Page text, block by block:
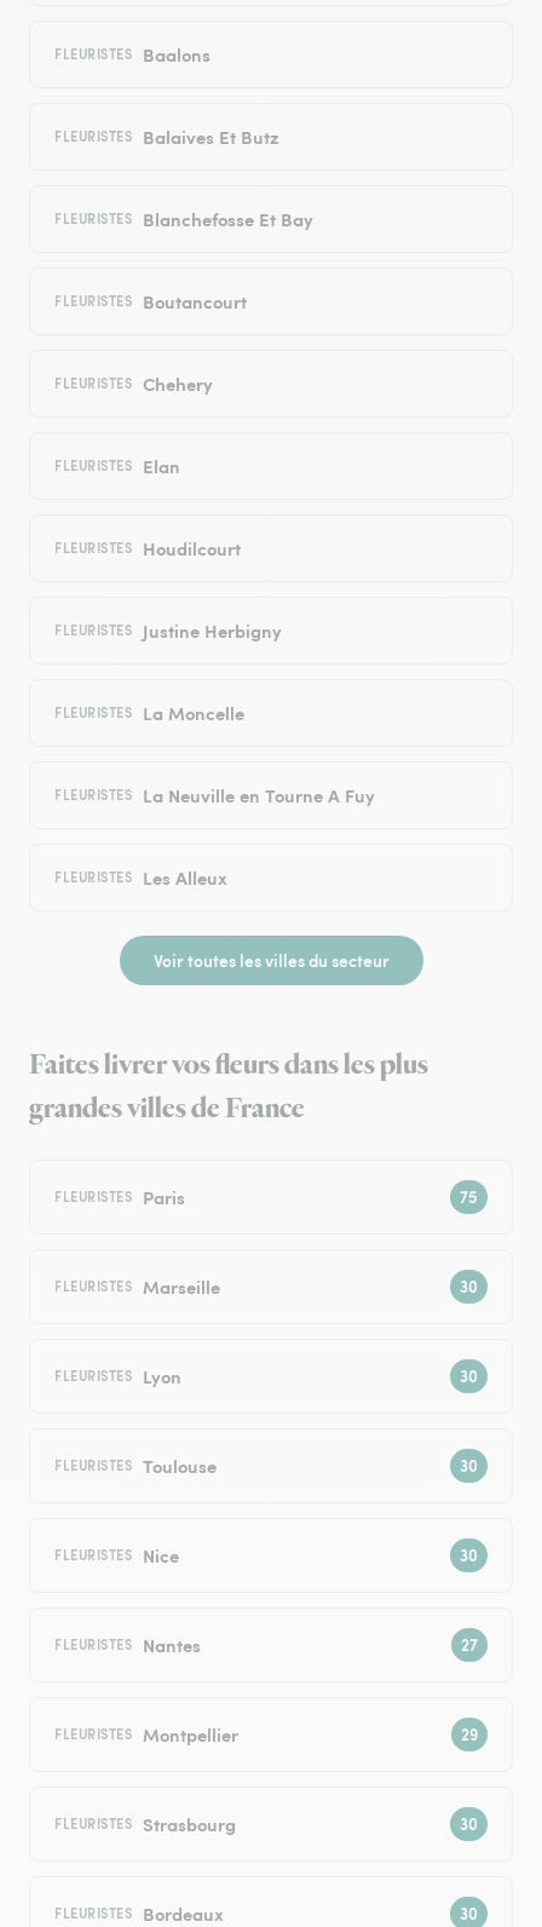
FLEURISTES Baalons
FLEURISTES Balaives Et Butz
FLEURISTES Blanchefosse Et Bay
FLEURISTES Boutancourt
FLEURISTES Chehery
FLEURISTES Elan
FLEURISTES Houdilcourt
FLEURISTES Justine Herbigny
FLEURISTES La Moncelle
FLEURISTES La Neuville en Tourne A Fuy
FLEURISTES Les Alleux
Voir toutes les villes du secteur
Faites livrer vos fleurs dans les plus
grandes villes de France
FLEURISTES Paris
FLEURISTES Marseille
FLEURISTES Lyon
FLEURISTES Toulouse
FLEURISTES Nice
FLEURISTES Nantes
FLEURISTES Montpellier
FLEURISTES Strasbourg
FLEURISTES Bordeaux